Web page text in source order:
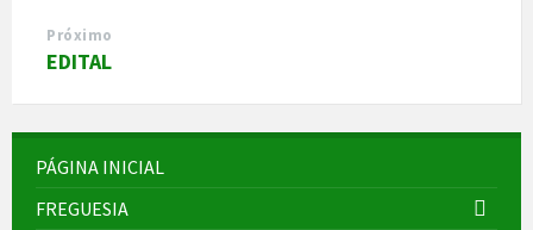
Próximo
EDITAL
PÁGINA INICIAL
FREGUESIA